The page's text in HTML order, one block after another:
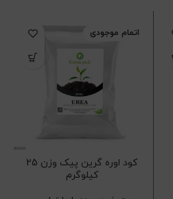
اتمام موجودی
کود اوره گرین پیک وزن 25
کیلوگرم